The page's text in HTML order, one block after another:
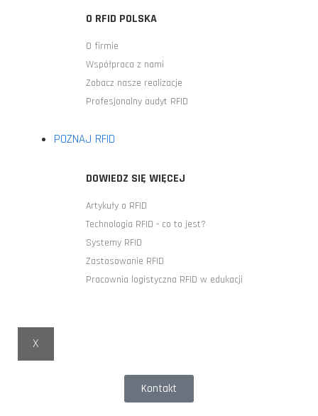
O RFID POLSKA
O firmie
Współpraca z nami
Zobacz nasze realizacje
Profesjonalny audyt RFID
POZNAJ RFID
DOWIEDZ SIĘ WIĘCEJ
Artykuły o RFID
Technologia RFID - co to jest?
Systemy RFID
Zastosowanie RFID
Pracownia logistyczna RFID w edukacji
X
Kontakt